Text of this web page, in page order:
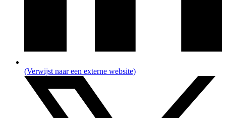
(Verwijst naar een externe website)